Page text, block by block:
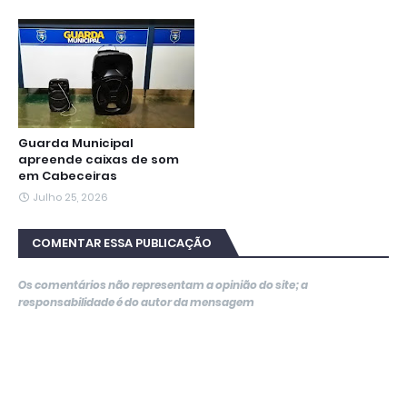
Guarda Municipal
apreende caixas de som
em Cabeceiras
Julho 25, 2026
COMENTAR ESSA PUBLICAÇÃO
Os comentários não representam a opinião do site; a
responsabilidade é do autor da mensagem